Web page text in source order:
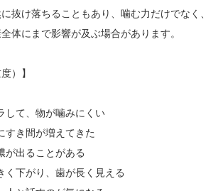
抜け落ちることもあり、噛む力だけでなく、
体にまで影響が及ぶ場合があります。
）】